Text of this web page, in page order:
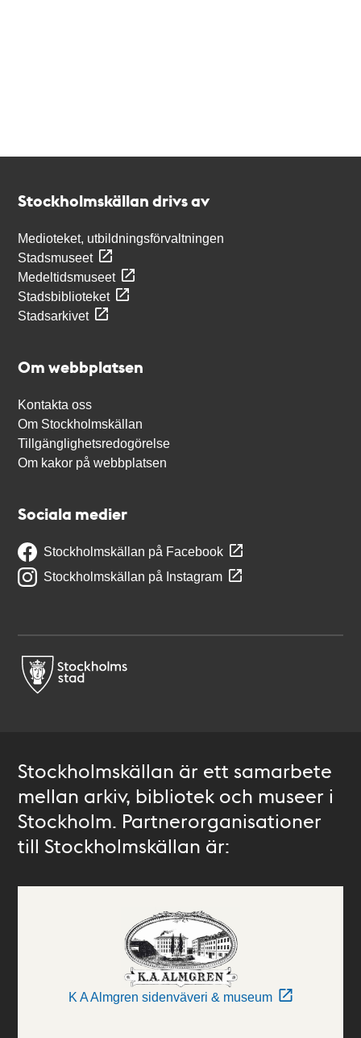
Stockholmskällan drivs av
Medioteket, utbildningsförvaltningen
Stadsmuseet
Medeltidsmuseet
Stadsbiblioteket
Stadsarkivet
Om webbplatsen
Kontakta oss
Om Stockholmskällan
Tillgänglighetsredogörelse
Om kakor på webbplatsen
Sociala medier
Stockholmskällan på Facebook
Stockholmskällan på Instagram
Stockholmskällan är ett samarbete
mellan arkiv, bibliotek och museer i
Stockholm. Partnerorganisationer
till Stockholmskällan är:
K A Almgren sidenväveri & museum